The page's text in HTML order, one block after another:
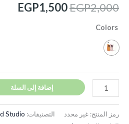
EGP2,000
EGP1,500
Colors
إضافة إلى السلة
رمز المنتج: غير محدد التصنيفات: Studio